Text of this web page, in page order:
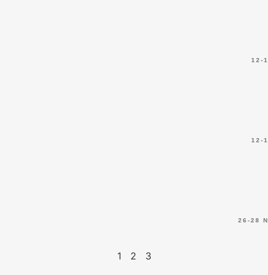
12-
12-
26-28
1 2 3